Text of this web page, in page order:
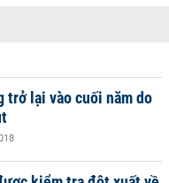
trở lại vào cuối năm do